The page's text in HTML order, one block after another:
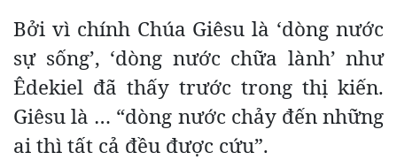
Bởi vì chính Chúa Giêsu là ‘dòng nước
sự sống’, ‘dòng nước chữa lành’ như
Êdekiel đã thấy trước trong thị kiến.
Giêsu là … “dòng nước chảy đến những
ai thì tất cả đều được cứu”.